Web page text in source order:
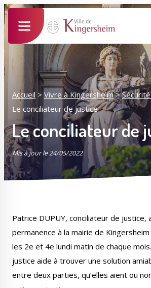
Ma ville selon mon profil
Je suis...
Mes démarches Mon
municipales
Accueil >Vivre à Kingersheim>
Le conciliateur de justice
Le conciliateur de
Mis à jour le 24/05/2022
Patrice DUPUY, conciliateur de justice,
permanence à la mairie de
les 2e et 4e lundi matin de chaque
justice aide à trouver une solution
entre deux parties, qu’elles aient ou
Événements, incidents...
Nos services vous informent en temps
Numéro de rue*
Nom de la rue *
Sélectionner une rue
J'accepte lespolitiques de